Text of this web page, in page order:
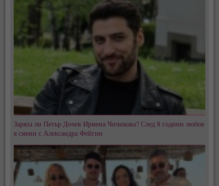
Заряза ли Петър Дочев Ирмена Чичикова? След 8 години любов
я смени с Александра Фейгин